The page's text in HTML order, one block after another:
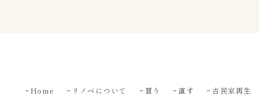
Home リノベについて 買う 直す 古民家再生